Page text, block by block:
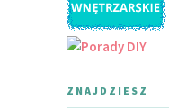
ZNAJDZIESZ